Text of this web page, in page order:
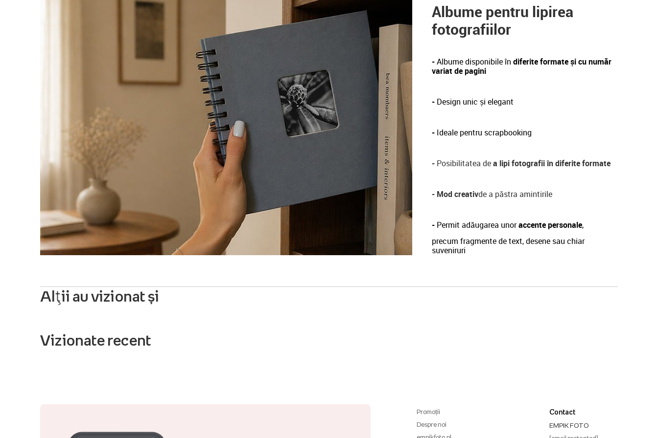
Albume pentru lipirea
fotografiilor
-Albume disponibile în diferite formate și cu număr
variat de pagini
-Design unic și elegant
- Ideale pentru scrapbooking
-Posibilitatea dea lipi fotografii în diferite formate
- Mod creativde a păstra amintirile
-Permit adăugarea unoraccente personale,
precum fragmente de text, desene sau chiar
suveniruri
Alții au vizionat și
Vizionate recent
Promoții
Despre noi
Contact
EMPIK FOTO